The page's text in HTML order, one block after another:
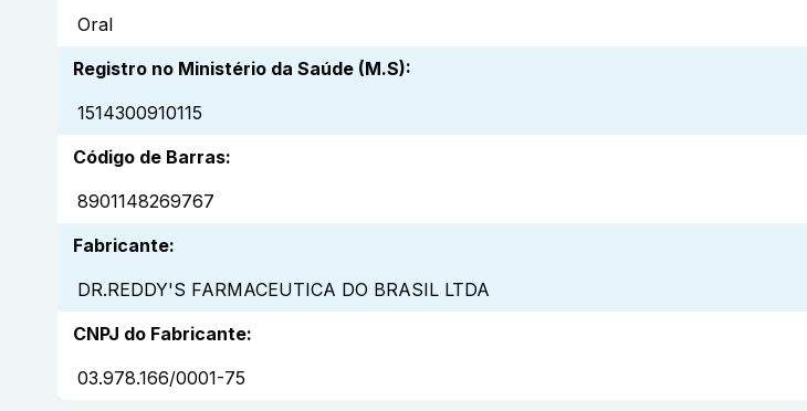
Oral
Registro no Ministério da Saúde (M.S):
1514300910115
Código de Barras:
8901148269767
Fabricante:
DR.REDDY'S FARMACEUTICA DO BRASIL LTDA
CNPJ do Fabricante:
03.978.166/0001-75